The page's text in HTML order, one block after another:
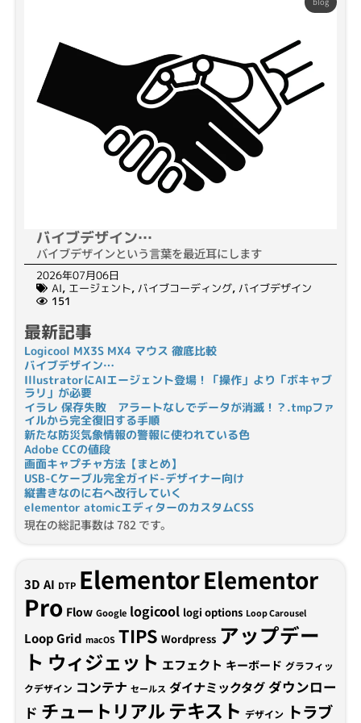
バイブデザイン…
バイブデザインという言葉を最近耳にします
2026年07月06日
AI, エージェント, バイブコーディング, バイブデザイン
151
最新記事
Logicool MX3S MX4 マウス 徹底比較
バイブデザイン…
IllustratorにAIエージェント登場！「操作」より「ボキャブ
ラリ」が必要
イラレ 保存失敗 アラートなしでデータが消滅！？.tmpファ
イルから完全復旧する手順
新たな防災気象情報の警報に使われている色
Adobe CCの値段
画面キャプチャ方法【まとめ】
USB-Cケーブル完全ガイド-デザイナー向け
縦書きなのに右へ改行していく
elementor atomicエディターのカスタムCSS
現在の総記事数は 782 です。
3D AI DTP ElementorElementor
Pro Flow Google logicool logi options Loop Carousel
Loop Grid macOS TIPS Wordpress アップデー
ト ウィジェット エフェクト キーボード グラフィッ
クデザイン コンテナ セールス ダイナミックタグダウンロー
ド チュートリアルテキスト デザイン トラブ